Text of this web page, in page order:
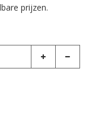
prijzen.